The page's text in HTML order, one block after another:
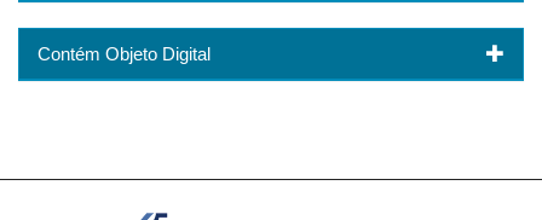
Contém Objeto Digital